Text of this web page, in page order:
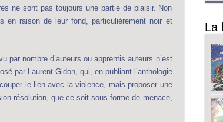
ne sont pas toujours une partie de plaisir. Non
en raison de leur fond, particulièrement noir et
par nombre d’auteurs ou apprentis auteurs n’est
par Laurent Gidon, qui, en publiant l’anthologie
le lien avec la violence, mais proposer une
résolution, que ce soit sous forme de menace,
La